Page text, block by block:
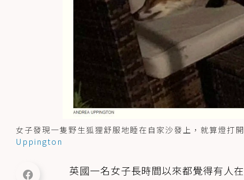
女子發現一隻野生狐狸舒服地睡在自家沙發上，就算燈打
Uppington
英國一名女子長時間以來都覺得有人